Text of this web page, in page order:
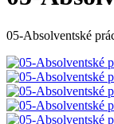
05-Absolventské